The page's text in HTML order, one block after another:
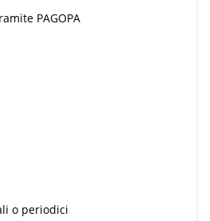
PAGOPA
o periodici